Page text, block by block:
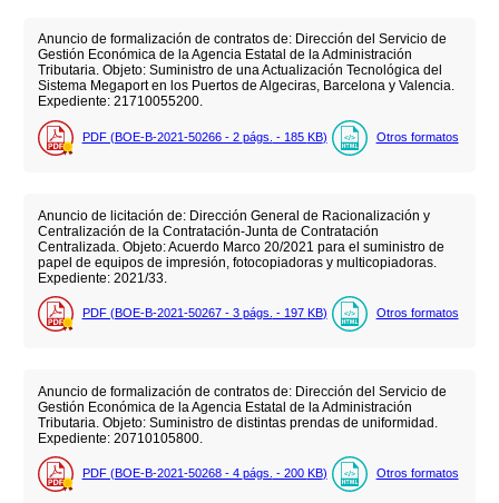
Anuncio de formalización de contratos de: Dirección del Servicio de
Gestión Económica de la Agencia Estatal de la Administración
Tributaria. Objeto: Suministro de una Actualización Tecnológica del
Sistema Megaport en los Puertos de Algeciras, Barcelona y Valencia.
Expediente: 21710055200.
PDF (BOE-B-2021-50266 - 2 págs. - 185 KB) Otros formatos
Anuncio de licitación de: Dirección General de Racionalización y
Centralización de la Contratación-Junta de Contratación
Centralizada. Objeto: Acuerdo Marco 20/2021 para el suministro de
papel de equipos de impresión, fotocopiadoras y multicopiadoras.
Expediente: 2021/33.
PDF (BOE-B-2021-50267 - 3 págs. - 197 KB) Otros formatos
Anuncio de formalización de contratos de: Dirección del Servicio de
Gestión Económica de la Agencia Estatal de la Administración
Tributaria. Objeto: Suministro de distintas prendas de uniformidad.
Expediente: 20710105800.
PDF (BOE-B-2021-50268 - 4 págs. - 200 KB) Otros formatos